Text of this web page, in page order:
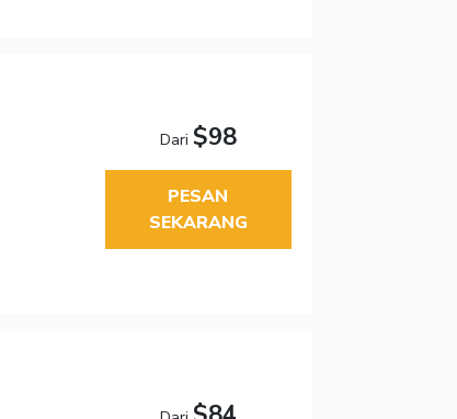
Dari $98
PESAN
SEKARANG